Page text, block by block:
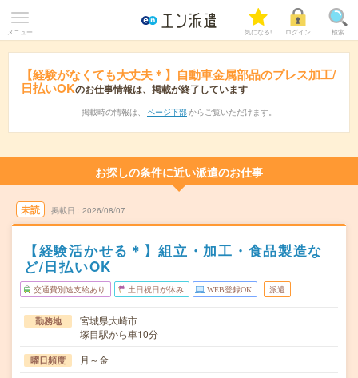
メニュー 気になる! ログイン 検索
【経験がなくても大丈夫＊】自動車金属部品のプレス加工/
日払いOKのお仕事情報は、掲載が終了しています
掲載時の情報は、 ページ下部 からご覧いただけます。
お探しの条件に近い派遣のお仕事
未読 掲載日 2026/08/07
【経験活かせる＊】組立・加工・食品製造な
ど/日払いOK
交通費別途支給あり 土日祝日が休み WEB登録OK 派遣
勤務地
宮城県大崎市
塚目駅から車10分
曜日頻度 月～金